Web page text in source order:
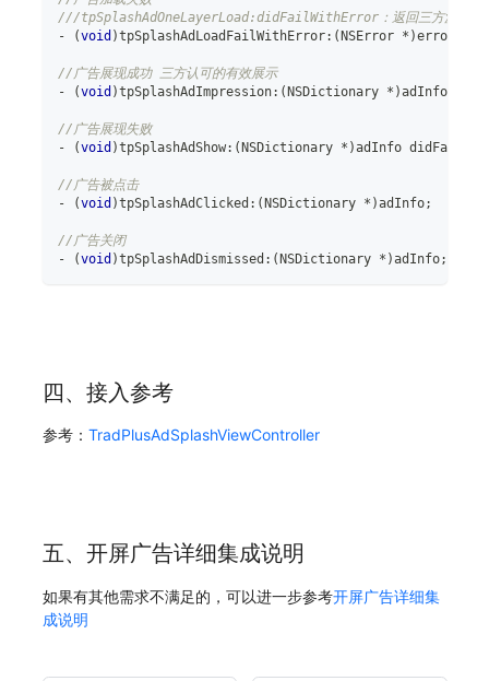
///tpSplashAdOneLayerLoad:didFailWithError：返回三方源的错
-
(void )tpSplashAdLoadFailWithError: ( NSError * )error
//广告展现成功 三方认可的有效展示
-
(void )tpSplashAdImpression: ( NSDictionary * )adInfo;
//广告展现失败
-
(void )tpSplashAdShow: ( NSDictionary * )adInfo
//广告被点击
-
(void )tpSplashAdClicked : ( NSDictionary * )adInfo;
//广告关闭
-
(void )tpSplashAdDismissed : ( NSDictionary * )adInfo;
四、接入参考
参考： TradPlusAdSplashViewController
五、开屏广告详细集成说明
如果有其他需求不满足的，可以进一步参考开屏广告详细集
成说明